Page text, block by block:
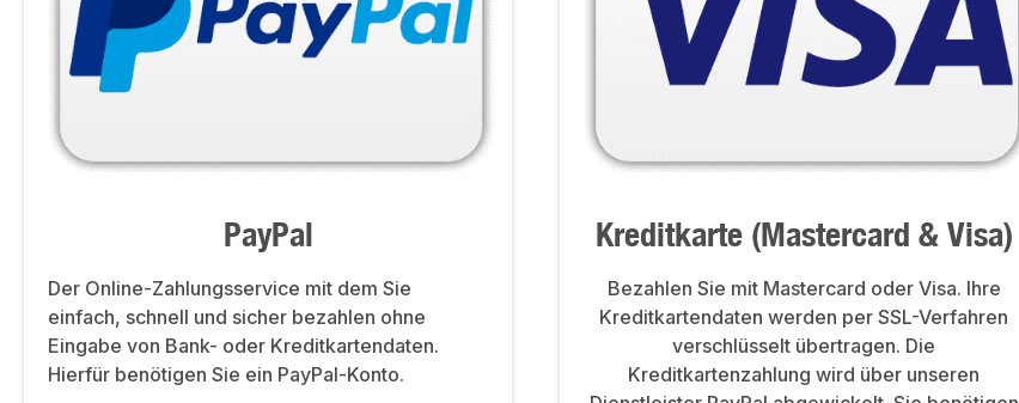
PayPal
Der Online-Zahlungsservice mit dem Sie
einfach, schnell und sicher bezahlen ohne
Eingabe von Bank- oder Kreditkartendaten.
Hierfür benötigen Sie ein PayPal-Konto.
Kreditkarte (Mastercard & Visa)
Bezahlen Sie mit Mastercard oder Visa. Ihre
Kreditkartendaten werden per SSL-Verfahren
verschlüsselt übertragen. Die
Kreditkartenzahlung wird über unseren